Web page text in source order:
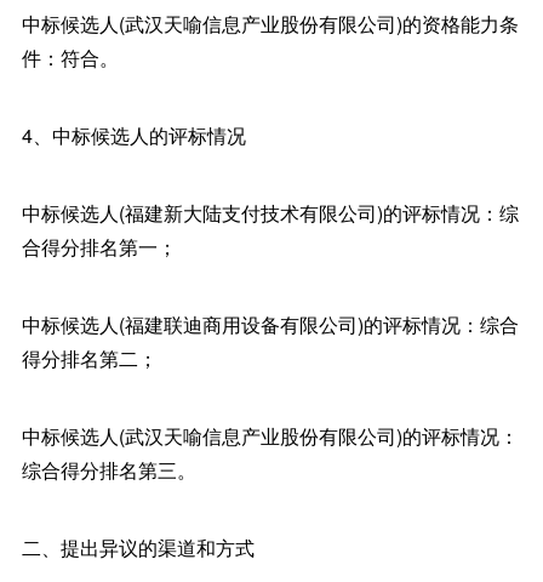
中标候选人(武汉天喻信息产业股份有限公司)的资格能力条
件：符合。
4、中标候选人的评标情况
中标候选人(福建新大陆支付技术有限公司)的评标情况：综
合得分排名第一；
中标候选人(福建联迪商用设备有限公司)的评标情况：综合
得分排名第二；
中标候选人(武汉天喻信息产业股份有限公司)的评标情况：
综合得分排名第三。
二、提出异议的渠道和方式